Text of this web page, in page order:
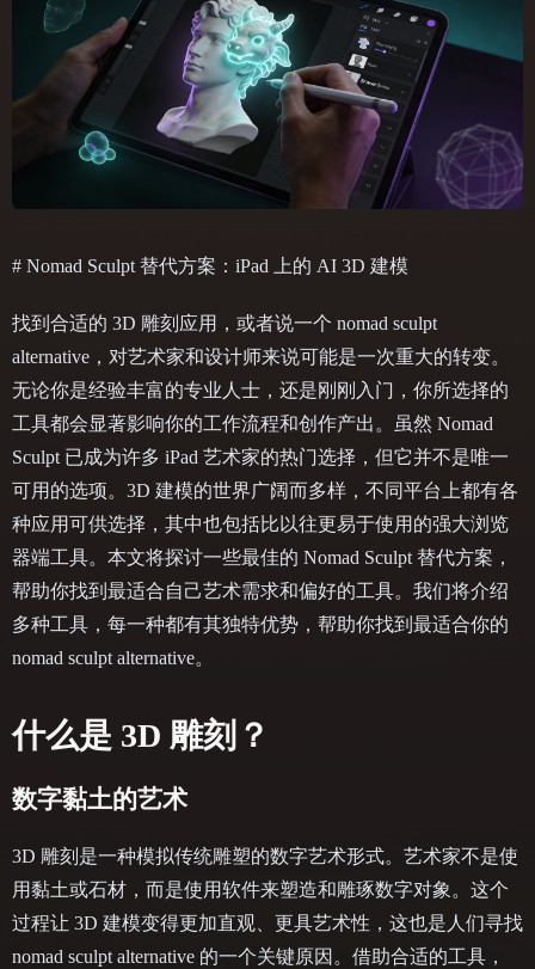
Industrial Isometric Medieval
Minimalist Modern Organic Photorealistic
Pixel Art Realistic Stylized
Voxel
# Nomad Sculpt 替代方案：iPad 上的 AI 3D 建模
找到合适的 3D 雕刻应用，或者说一个 nomad sculpt
alternative，对艺术家和设计师来说可能是一次重大的转变。
无论你是经验丰富的专业人士，还是刚刚入门，你所选择的
工具都会显著影响你的工作流程和创作产出。虽然 Nomad
Sculpt 已成为许多 iPad 艺术家的热门选择，但它并不是唯一
可用的选项。3D 建模的世界广阔而多样，不同平台上都有各
种应用可供选择，其中也包括比以往更易于使用的强大浏览
器端工具。本文将探讨一些最佳的 Nomad Sculpt 替代方案，
帮助你找到最适合自己艺术需求和偏好的工具。我们将介绍
多种工具，每一种都有其独特优势，帮助你找到最适合你的
nomad sculpt alternative。
什么是 3D 雕刻？
数字黏土的艺术
3D 雕刻是一种模拟传统雕塑的数字艺术形式。艺术家不是使
用黏土或石材，而是使用软件来塑造和雕琢数字对象。这个
过程让 3D 建模变得更加直观、更具艺术性，这也是人们寻找
nomad sculpt alternative 的一个关键原因。借助合适的工具，